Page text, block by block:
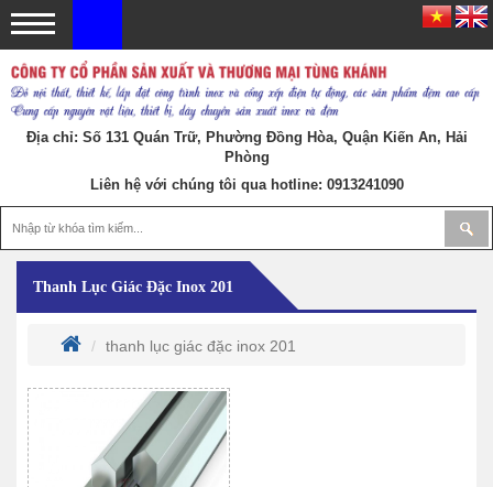
Địa chỉ: Số 131 Quán Trữ, Phường Đồng Hòa, Quận Kiến An, Hải
Phòng
Liên hệ với chúng tôi qua hotline: 0913241090
Thanh Lục Giác Đặc Inox 201
thanh lục giác đặc inox 201